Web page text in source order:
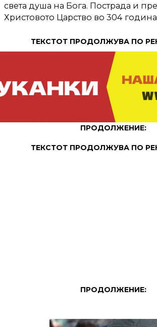
света душа на Бога. Пострада и
Христовото Царство во 304
ТЕКСТОТ ПРОДОЛЖУВА ПО
ПРОДОЛЖЕНИЕ:
ТЕКСТОТ ПРОДОЛЖУВА ПО
ПРОДОЛЖЕНИЕ: